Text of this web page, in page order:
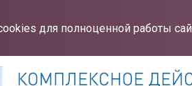
для полноценной работы